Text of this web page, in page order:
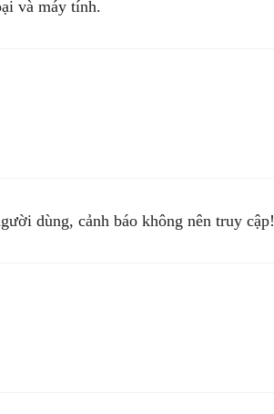
và máy tính.
dùng, cảnh báo không nên truy cập!